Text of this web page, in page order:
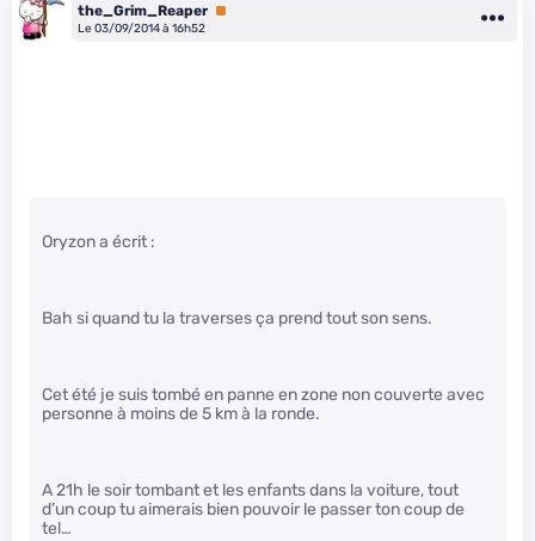
the_Grim_Reaper Premium
Le 03/09/2014 à 16h52
Oryzon a écrit :
Bah si quand tu la traverses ça prend tout son sens.
Cet été je suis tombé en panne en zone non couverte avec
personne à moins de 5 km à la ronde.
A 21h le soir tombant et les enfants dans la voiture, tout
d’un coup tu aimerais bien pouvoir le passer ton coup de
tel…